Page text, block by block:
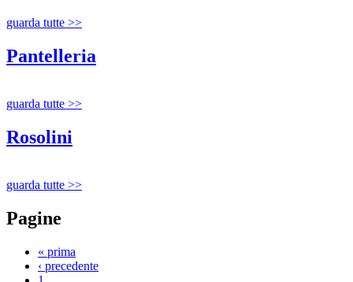
guarda tutte >>
Pantelleria
guarda tutte >>
Rosolini
guarda tutte >>
Pagine
« prima
‹ precedente